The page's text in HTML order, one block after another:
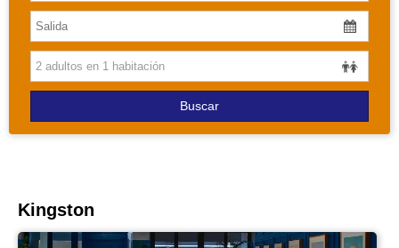
BALEARES
PAQUETES
Buscar
Kingston